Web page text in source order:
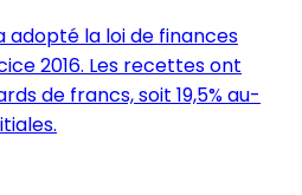
adopté la loi de finances
2016. Les recettes ont
de francs, soit 19,5% au-